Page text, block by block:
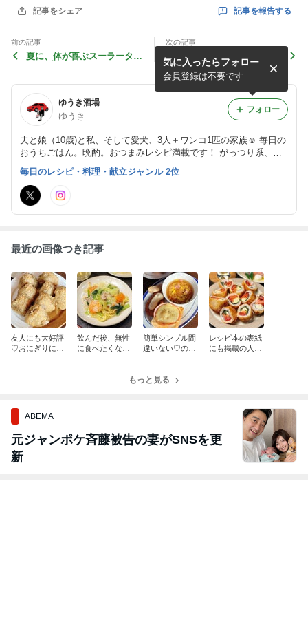
記事をシェア 記事を報告する
前の記事
夏に、体が喜ぶスーラータン
次の記事
3分かからず完成！絶品しあ
わせおやつ〜マツコの知らな
い世界で紹介していたクリー
ム白玉ぜんざい〜
ゆうき酒場
ゆうき
夫と娘（10歳)と私、そして愛犬、3人＋ワンコ1匹の家族☺︎ 毎日の
おうちごはん。晩酌。おつまみレシピ満載です！ がっつり系、お
肉おかず、 麺レシピも充実しています。
気に入ったらフォロー
会員登録は不要です
フォロー
毎日のレシピ・料理・献立ジャンル 2位
最近の画像つき記事
友人にも大好評
♡おにぎりにし
飲んだ後、無性
に食べたくなっ
簡単シンプル間
違いない♡のせ
ズマヨトース
レシピ本の表紙
にも掲載の人気
もっと見る
ABEMA
元ジャンポケ斉藤被告の妻がSNSを更
新